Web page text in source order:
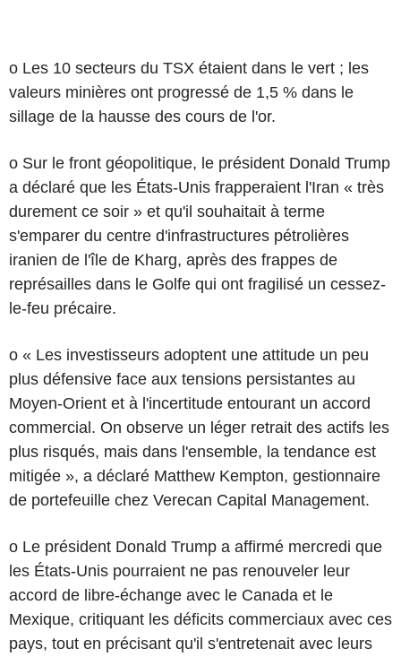
o Les 10 secteurs du TSX étaient dans le vert ; les
valeurs minières ont progressé de 1,5 % dans le
sillage de la hausse des cours de l'or.
o Sur le front géopolitique, le président Donald Trump
a déclaré que les États-Unis frapperaient l'Iran « très
durement ce soir » et qu'il souhaitait à terme
s'emparer du centre d'infrastructures pétrolières
iranien de l'île de Kharg, après des frappes de
représailles dans le Golfe qui ont fragilisé un cessez-
le-feu précaire.
o « Les investisseurs adoptent une attitude un peu
plus défensive face aux tensions persistantes au
Moyen-Orient et à l'incertitude entourant un accord
commercial. On observe un léger retrait des actifs les
plus risqués, mais dans l'ensemble, la tendance est
mitigée », a déclaré Matthew Kempton, gestionnaire
de portefeuille chez Verecan Capital Management.
o Le président Donald Trump a affirmé mercredi que
les États-Unis pourraient ne pas renouveler leur
accord de libre-échange avec le Canada et le
Mexique, critiquant les déficits commerciaux avec ces
pays, tout en précisant qu'il s'entretenait avec leurs